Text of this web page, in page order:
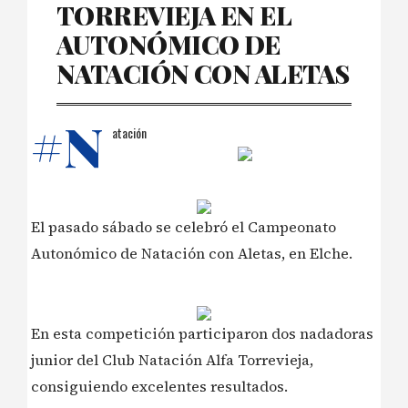
TORREVIEJA EN EL
AUTONÓMICO DE
NATACIÓN CON ALETAS
#N atación
El pasado sábado se celebró el Campeonato
Autonómico de Natación con Aletas, en Elche.
En esta competición participaron dos nadadoras
junior del Club Natación Alfa Torrevieja,
consiguiendo excelentes resultados.